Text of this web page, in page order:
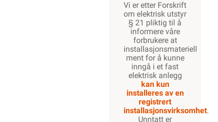
Vi er etter Forskrift
om elektrisk utstyr
§ 21 pliktig til å
informere våre
forbrukere at
installasjonsmateriell
ment for å kunne
inngå i et fast
elektrisk anlegg
kan kun
installeres av en
registrert
installasjonsvirksomhet.
Unntatt er